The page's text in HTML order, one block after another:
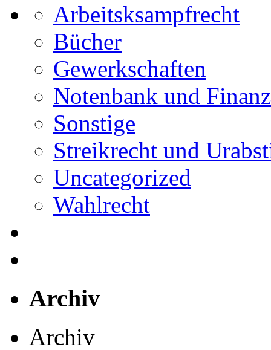
Arbeitsksampfrecht
Bücher
Gewerkschaften
Notenbank und
Sonstige
Streikrecht und
Uncategorized
Wahlrecht
Archiv
Archiv